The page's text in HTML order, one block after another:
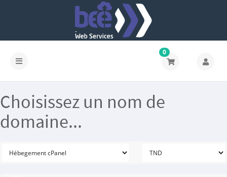
0
Choisissez un nom de
domaine...